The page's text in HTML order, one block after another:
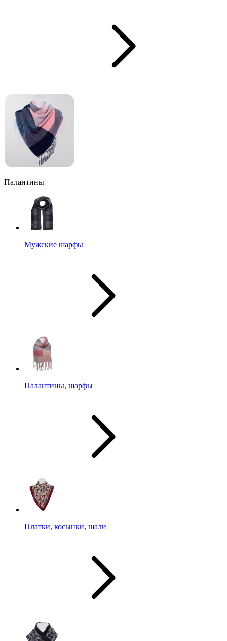
Палантины
Мужские шарфы
Палантины, шарфы
Платки, косынки, шали